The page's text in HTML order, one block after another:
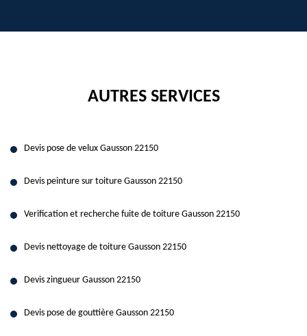
AUTRES SERVICES
Devis pose de velux Gausson 22150
Devis peinture sur toiture Gausson 22150
Verification et recherche fuite de toiture Gausson 22150
Devis nettoyage de toiture Gausson 22150
Devis zingueur Gausson 22150
Devis pose de gouttière Gausson 22150